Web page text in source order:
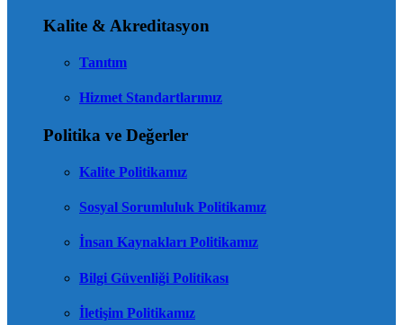
Kalite & Akreditasyon
Tanıtım
Hizmet Standartlarımız
Politika ve Değerler
Kalite Politikamız
Sosyal Sorumluluk Politikamız
İnsan Kaynakları Politikamız
Bilgi Güvenliği Politikası
İletişim Politikamız